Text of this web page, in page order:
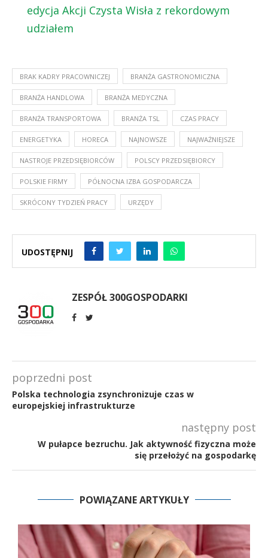
edycja Akcji Czysta Wisła z rekordowym
udziałem
BRAK KADRY PRACOWNICZEJ BRANŻA GASTRONOMICZNA
BRANŻA HANDLOWA BRANŻA MEDYCZNA
BRANŻA TRANSPORTOWA BRANŻA TSL CZAS PRACY
ENERGETYKA HORECA NAJNOWSZE NAJWAŻNIEJSZE
NASTROJE PRZEDSIĘBIORCÓW POLSCY PRZEDSIĘBIORCY
POLSKIE FIRMY PÓŁNOCNA IZBA GOSPODARCZA
SKRÓCONY TYDZIEŃ PRACY URZĘDY
UDOSTĘPNIJ
ZESPÓŁ 300GOSPODARKI
poprzedni post
Polska technologia zsynchronizuje czas w
europejskiej infrastrukturze
następny post
W pułapce bezruchu. Jak aktywność fizyczna może
się przełożyć na gospodarkę
POWIĄZANE ARTYKUŁY